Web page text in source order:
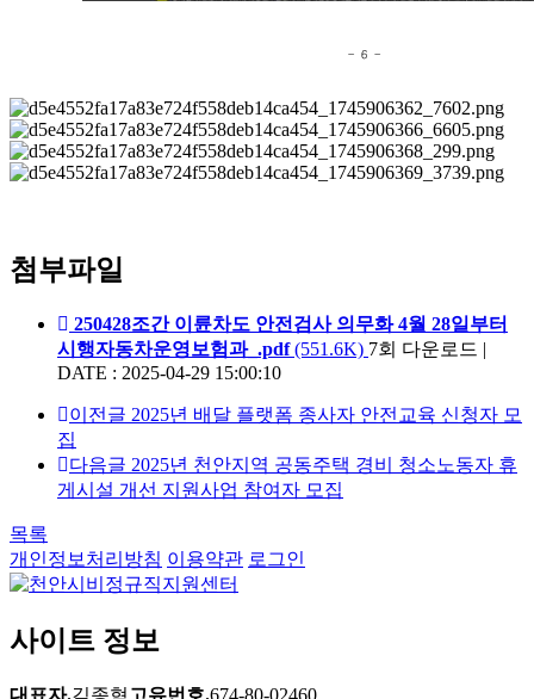
첨부파일
250428조간 이륜차도 안전검사 의무화 4월 28일부터
시행자동차운영보험과_.pdf(551.6K) 7회 다운로드 |
DATE : 2025-04-29 15:00:10
이전글 2025년 배달 플랫폼 종사자 안전교육 신청자 모
집
다음글 2025년 천안지역 공동주택 경비 청소노동자 휴
게시설 개선 지원사업 참여자 모집
목록
개인정보처리방침 이용약관 로그인
사이트 정보
대표자.김종혁 고유번호.674-80-02460